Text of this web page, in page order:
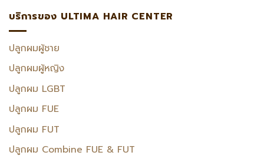
บริการของ ULTIMA HAIR CENTER
ปลูกผมผู้ชาย
ปลูกผมผู้หญิง
ปลูกผม LGBT
ปลูกผม FUE
ปลูกผม FUT
ปลูกผม Combine FUE & FUT